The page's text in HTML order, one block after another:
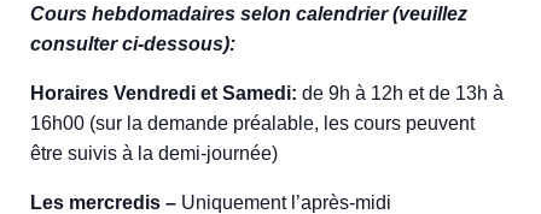
Cours hebdomadaires selon calendrier (veuillez
consulter ci-dessous):
Horaires Vendredi et Samedi: de 9h à 12h et de 13h à
16h00 (sur la demande préalable, les cours peuvent
être suivis à la demi-journée)
Les mercredis – Uniquement l’après-midi